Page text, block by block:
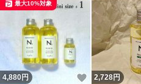
4,880円 いいね！
最大10%対象
2,728円